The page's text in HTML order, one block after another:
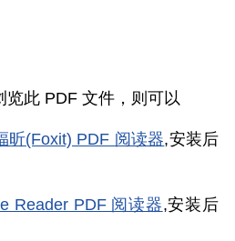
览此 PDF 文件，则可以
昕(Foxit) PDF 阅读器,安装后
Reader PDF 阅读器,安装后